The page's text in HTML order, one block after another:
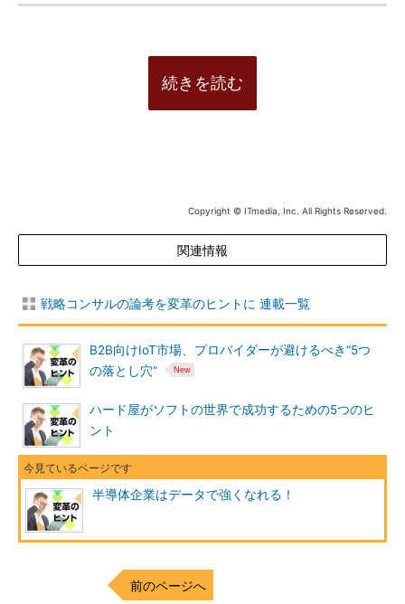
続きを読む
Copyright © ITmedia, Inc. All Rights Reserved.
関連情報
戦略コンサルの論考を変革のヒントに 連載一覧
B2B向けIoT市場、プロバイダーが避けるべき“5つ
の落とし穴”
ハード屋がソフトの世界で成功するための5つのヒ
ント
半導体企業はデータで強くなれる！
前のページへ